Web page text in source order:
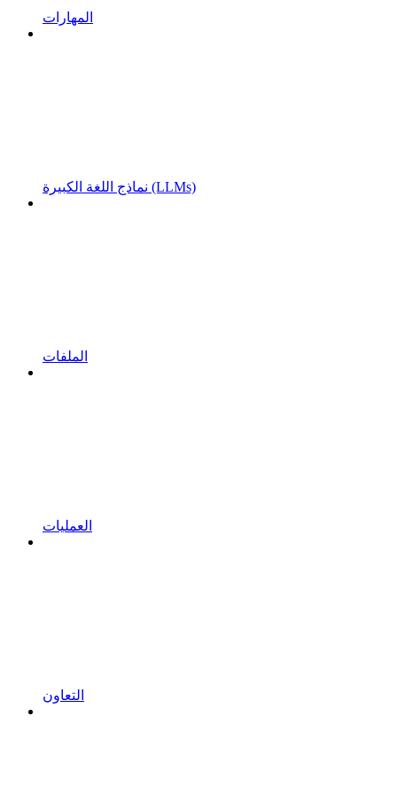
المهارات
نماذج اللغة الكبيرة (LLMs)
الملفات
العمليات
التعاون